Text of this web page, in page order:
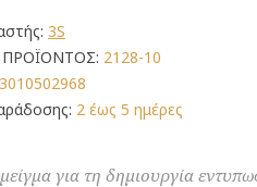
3S
2128-10
2 έως 5 ημέρες
για τη δημιουργία